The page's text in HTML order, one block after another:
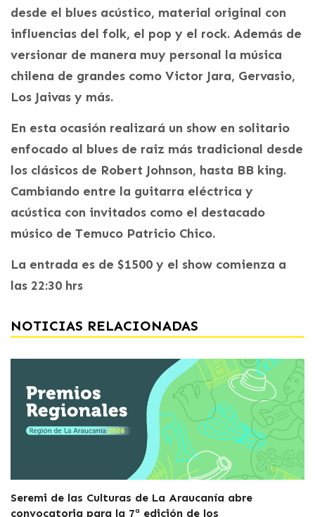
desde el blues acústico, material original con
influencias del folk, el pop y el rock. Además de
versionar de manera muy personal la música
chilena de grandes como Victor Jara, Gervasio,
Los Jaivas y más.
En esta ocasión realizará un show en solitario
enfocado al blues de raiz más tradicional desde
los clásicos de Robert Johnson, hasta BB king.
Cambiando entre la guitarra eléctrica y
acústica con invitados como el destacado
músico de Temuco Patricio Chico.
La entrada es de $1500 y el show comienza a
las 22:30 hrs
NOTICIAS RELACIONADAS
Seremi de las Culturas de La Araucanía abre
convocatoria para la 7ª edición de los